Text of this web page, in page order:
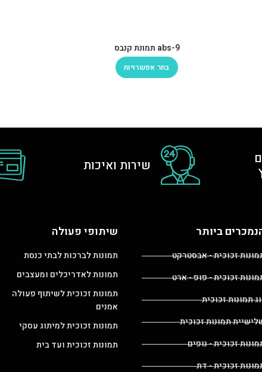
abs-9 תמונת קנבס
בחר אפשרויות
שירות ואיכות
ביותר
זכוכית - אבסטרקט
זכוכית - פופ - ארט
תמונות זכוכית
תמונות זכוכית
זכוכית - נופים
זכוכית - דת
שיתופי פעולה
תמונות לברכות לבתי כנסת
תמונות לאדריכלים ומעצבים
תמונות זכוכית לשיתוף פעולה
אמנים
תמונות זכוכית למיתוג עסקי
תמונות זכוכית ועד בית